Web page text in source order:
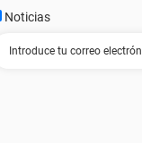
Noticias